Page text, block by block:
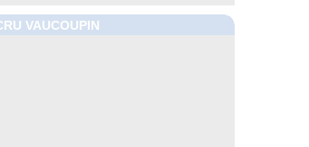
VAUCOUPIN